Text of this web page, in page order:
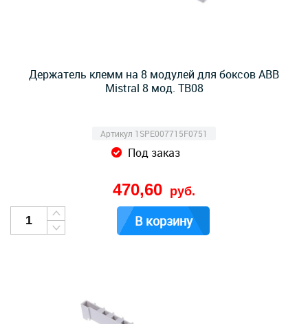
Держатель клемм на 8 модулей для боксов ABB
Mistral 8 мод. TB08
Артикул 1SPE007715F0751
Под заказ
470,60 руб.
В корзину